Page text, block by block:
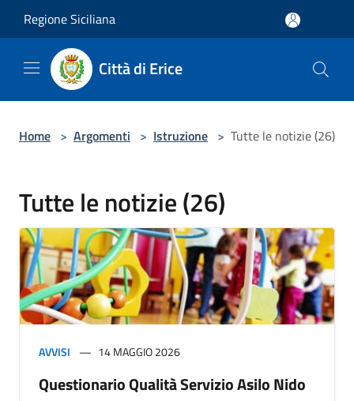
Regione Siciliana
Città di Erice
Home > Argomenti > Istruzione > Tutte le notizie (26)
Tutte le notizie (26)
AVVISI 14 MAGGIO 2026
Questionario Qualità Servizio Asilo Nido